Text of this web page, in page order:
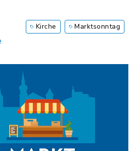
Kirche Marktsonntag